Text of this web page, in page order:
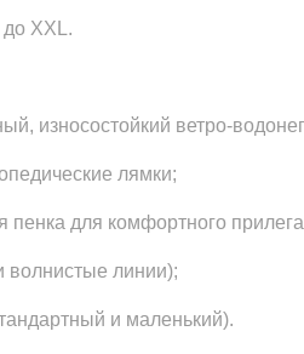
XXL.
износостойкий ветро-
лямки;
пенка для комфортного
линии);
и маленький).